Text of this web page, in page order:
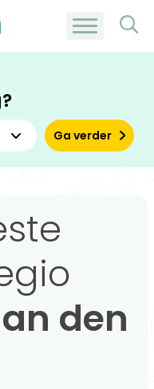
Ga verder
den